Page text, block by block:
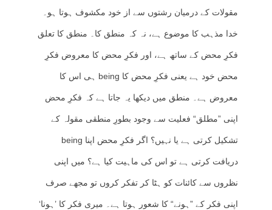
مقولات کے درمیان رشتوں سے از خود مکشوف ہوتا ہو۔
خدا مذہب کا موضوع ہے، نہ کہ منطق کا۔ منطق کا تعلق
فکرِ محض کے ساتھ ہے، اور فکرِ محض کا معروض فکرِ
محض خود ہے یعنی فکرِ محض کا being ہی اس کا
معروض ہے۔ منطق میں دیکھا یہ جاتا ہے کہ فکرِ محض
اپنی ”مطلق“ فعلیت سے وجود بطورِ منطقی مقولہ کے
تشکیل کرتی ہے یا نہیں؟ اگر فکرِ محض اپنا being
دریافت کرتی ہے تو اس کی ماہیت کیا ہے؟ میں اپنی
نظروں سے کائنات کو ہٹا کر تفکر کروں تو مجھے صرف
اپنی فکر کے ”ہونے“ کا شعور ہوتا ہے۔ میری فکر کا ’ہونا‘